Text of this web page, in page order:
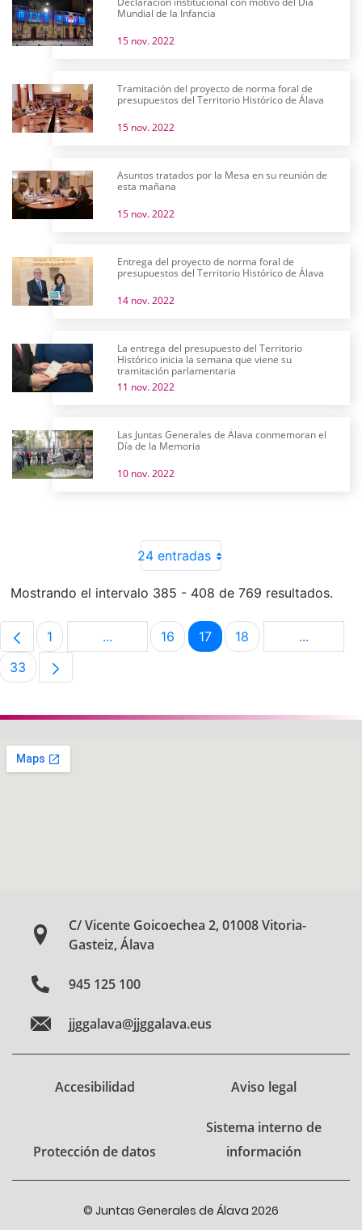
Mundial de la Infancia
15 nov. 2022
Tramitación del proyecto de norma foral de
presupuestos del Territorio Histórico de Álava
15 nov. 2022
Asuntos tratados por la Mesa en su reunión de
esta mañana
15 nov. 2022
Entrega del proyecto de norma foral de
presupuestos del Territorio Histórico de Álava
14 nov. 2022
La entrega del presupuesto del Territorio
Histórico inicia la semana que viene su
tramitación parlamentaria
11 nov. 2022
Las Juntas Generales de Álava conmemoran el
Día de la Memoria
10 nov. 2022
24 entradas
Mostrando el intervalo 385 - 408 de 769 resultados.
Página
1 ...Páginas intermedias Use TAB para
Página
16 Página
17 Página
18 ...Páginas
Página
33
C/ Vicente Goicoechea 2, 01008 Vitoria-
Gasteiz, Álava
945 125 100
jjggalava@jjggalava.eus
Accesibilidad Aviso legal
Protección de datos
Sistema interno de
información
© Juntas Generales de Álava 2026